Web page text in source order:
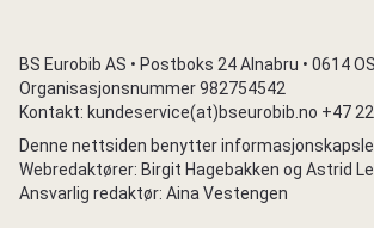
BS Eurobib AS • Postboks 24 Alnabru • 0614
Organisasjonsnummer 982754542
Kontakt: kundeservice(at)bseurobib.no +47
Denne nettsiden benytter
Webredaktører: Birgit Hagebakken og Astrid
Ansvarlig redaktør: Aina Vestengen